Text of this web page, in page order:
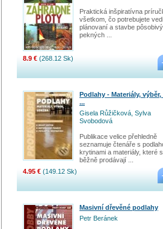
Praktická inšpiratívna
všetkom, čo potrebujete
plánovaní a stavbe
pekných ...
8.9 € (268.12 Sk)
Podlahy - Materiály,
...
Gisela Růžičková, Sylva
Svobodová
Publikace velice přehledně
seznamuje čtenáře s
krytinami a materiály, které
běžně prodávají ...
4.95 € (149.12 Sk)
Masivní dřevěné podlahy
Petr Beránek